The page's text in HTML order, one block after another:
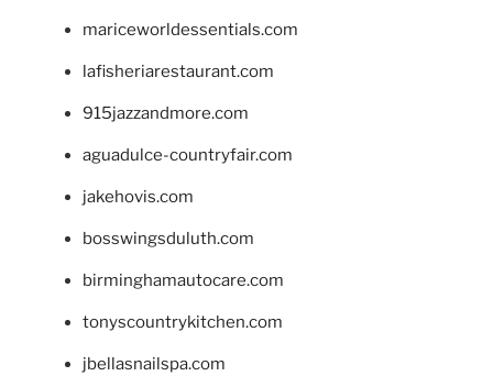
mariceworldessentials.com
lafisheriarestaurant.com
915jazzandmore.com
aguadulce-countryfair.com
jakehovis.com
bosswingsduluth.com
birminghamautocare.com
tonyscountrykitchen.com
jbellasnailspa.com